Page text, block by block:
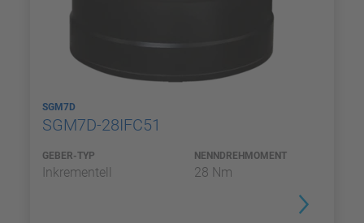
SGM7D
SGM7D-28IFC51
GEBER-TYP
Inkrementell
NENNDREHMOMENT
28 Nm